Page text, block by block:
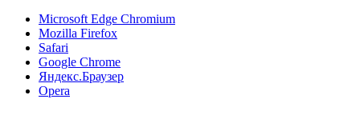
Microsoft Edge Chromium
Mozilla Firefox
Safari
Google Chrome
Яндекс.Браузер
Opera